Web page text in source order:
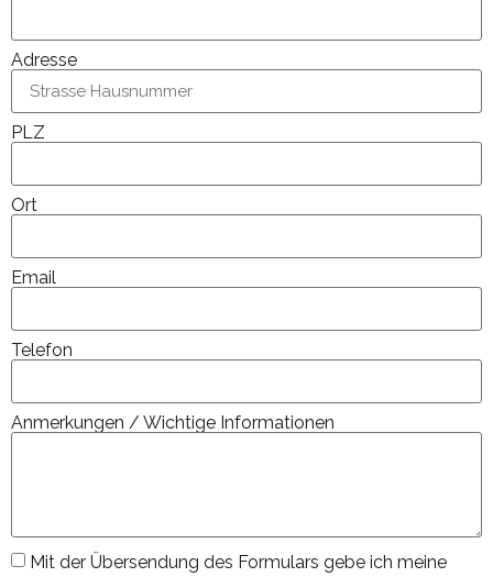
Adresse
PLZ
Ort
Email
Telefon
Anmerkungen / Wichtige Informationen
Mit der Übersendung des Formulars gebe ich meine